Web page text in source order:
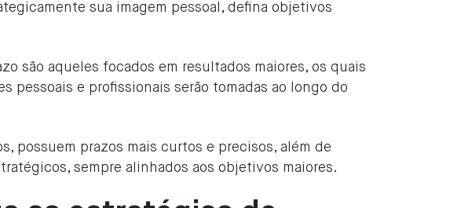
sua imagem pessoal, defina objetivos
são aqueles focados em resultados maiores, os quais
pessoais e profissionais serão tomadas ao longo do
possuem prazos mais curtos e precisos, além de
sempre alinhados aos objetivos maiores.